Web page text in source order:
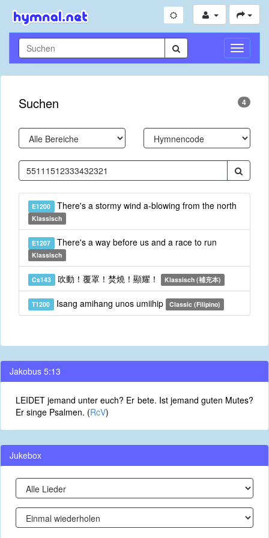
Suchen 4
E1200 There's a stormy wind a-blowing from the north
Klassisch
E1207 There's a way before us and a race to run
Klassisch
Cs143 吹動！覆罩！焚燒！顯耀！ Klassisch (補充本)
T1200 Isang amihang unos umiihip Classic (Filipino)
Jakobus 5:13
LEIDET jemand unter euch? Er bete. Ist jemand guten Mutes?
Er singe Psalmen. (RcV)
Jukebox